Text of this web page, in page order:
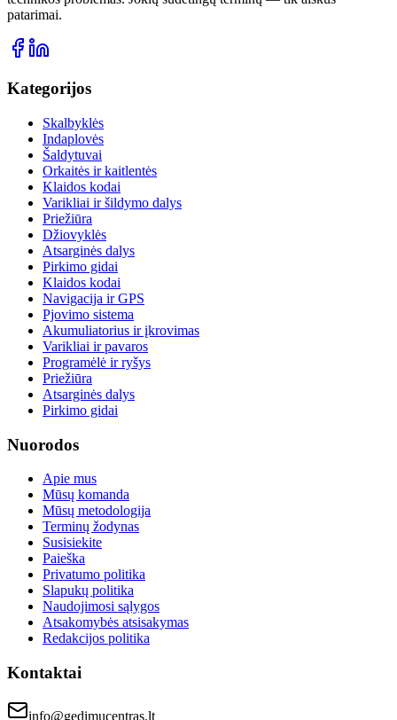
patarimai.
Kategorijos
Skalbyklės
Indaplovės
Šaldytuvai
Orkaitės ir kaitlentės
Klaidos kodai
Varikliai ir šildymo dalys
Priežiūra
Džiovyklės
Atsarginės dalys
Pirkimo gidai
Klaidos kodai
Navigacija ir GPS
Pjovimo sistema
Akumuliatorius ir įkrovimas
Varikliai ir pavaros
Programėlė ir ryšys
Priežiūra
Atsarginės dalys
Pirkimo gidai
Nuorodos
Apie mus
Mūsų komanda
Mūsų metodologija
Terminų žodynas
Susisiekite
Paieška
Privatumo politika
Slapukų politika
Naudojimosi sąlygos
Atsakomybės atsisakymas
Redakcijos politika
Kontaktai
info@gedimucentras.lt